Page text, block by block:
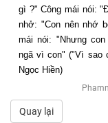
gì ?" Công mái nói:
nhở: "Con nên nhớ
mái nói: "Nhưng
ngã vì con" ("Vì sao
Ngọc Hiền)
Quay lại